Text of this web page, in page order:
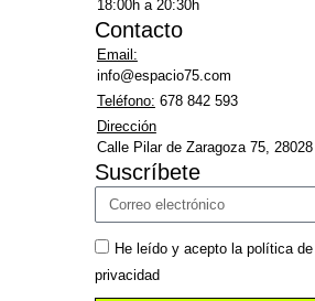
18:00h a 20:30h
Contacto
Email:
info@espacio75.com
Teléfono: 678 842 593
Dirección
Calle Pilar de Zaragoza 75,
Suscríbete
He leído y acepto la política de
privacidad